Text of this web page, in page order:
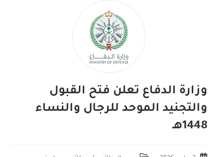
وزارة الدفاع تعلن فتح القبول
والتجنيد الموحد للرجال والنساء
1448هـ